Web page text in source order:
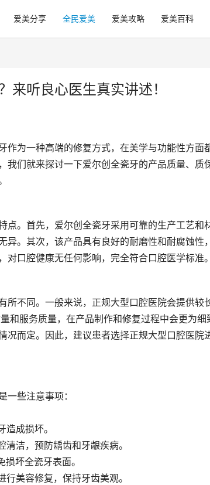
爱美分享 全民爱美 爱美攻略 爱美百科
来听良心医生真实讲述！
作为一种高端的修复方式，在美学与功能性方面
我们就来探讨一下爱尔创全瓷牙的产品质量、质
点。首先，爱尔创全瓷牙采用可靠的生产工艺和
异。其次，该产品具有良好的耐磨性和耐腐蚀性
对口腔健康无任何影响，完全符合口腔医学标准
所不同。一般来说，正规大型口腔医院会提供较
和服务质量，在产品制作和修复过程中会更为细
况而定。因此，建议患者选择正规大型口腔医院
些注意事项：
成损坏。
洁，预防龋齿和牙龈疾病。
坏全瓷牙表面。
美容修复，保持牙齿美观。